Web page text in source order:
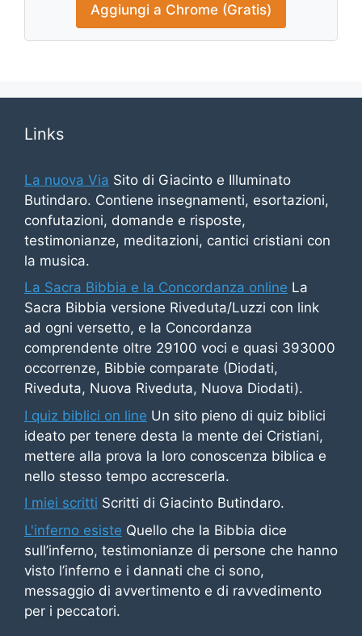
Aggiungi a Chrome (Gratis)
Links
La nuova Via Sito di Giacinto e Illuminato
Butindaro. Contiene insegnamenti, esortazioni,
confutazioni, domande e risposte,
testimonianze, meditazioni, cantici cristiani con
la musica.
La Sacra Bibbia e la Concordanza online La
Sacra Bibbia versione Riveduta/Luzzi con link
ad ogni versetto, e la Concordanza
comprendente oltre 29100 voci e quasi 393000
occorrenze, Bibbie comparate (Diodati,
Riveduta, Nuova Riveduta, Nuova Diodati).
I quiz biblici on line Un sito pieno di quiz biblici
ideato per tenere desta la mente dei Cristiani,
mettere alla prova la loro conoscenza biblica e
nello stesso tempo accrescerla.
I miei scritti Scritti di Giacinto Butindaro.
L'inferno esiste Quello che la Bibbia dice
sull’inferno, testimonianze di persone che hanno
visto l’inferno e i dannati che ci sono,
messaggio di avvertimento e di ravvedimento
per i peccatori.